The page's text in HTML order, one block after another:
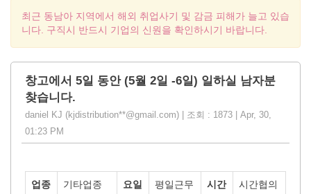
최근 동남아 지역에서 해외 취업사기 및 감금 피해가 늘고 있습
니다. 구직시 반드시 기업의 신원을 확인하시기 바랍니다.
창고에서 5일 동안 (5월 2일 -6일) 일하실 남자분
찾습니다.
daniel KJ (kjdistribution**@gmail.com) | 조회 : 1873 | Apr, 30,
01:23 PM
업종 기타업종 요일 평일근무 시간 시간협의